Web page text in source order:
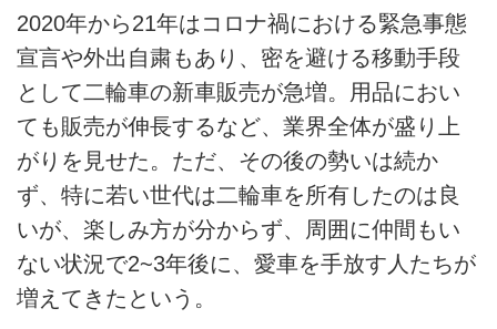
2020年から21年はコロナ禍における緊急事態
宣言や外出自粛もあり、密を避ける移動手段
として二輪車の新車販売が急増。用品におい
ても販売が伸長するなど、業界全体が盛り上
がりを見せた。ただ、その後の勢いは続か
ず、特に若い世代は二輪車を所有したのは良
いが、楽しみ方が分からず、周囲に仲間もい
ない状況で2~3年後に、愛車を手放す人たちが
増えてきたという。